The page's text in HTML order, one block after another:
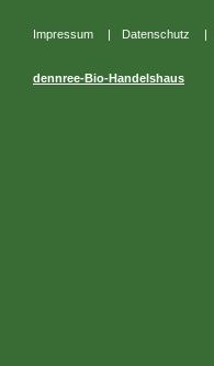
Impressum | Datenschutz |
dennree-Bio-Handelshaus